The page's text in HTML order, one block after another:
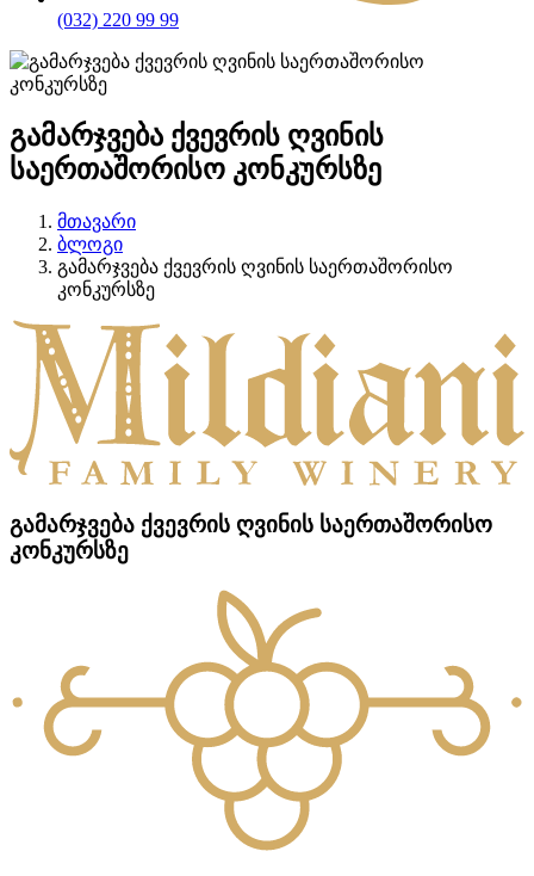
(032) 220 99 99
გამარჯვება ქვევრის ღვინის
საერთაშორისო კონკურსზე
მთავარი
ბლოგი
გამარჯვება ქვევრის ღვინის საერთაშორისო
კონკურსზე
გამარჯვება ქვევრის ღვინის საერთაშორისო
კონკურსზე